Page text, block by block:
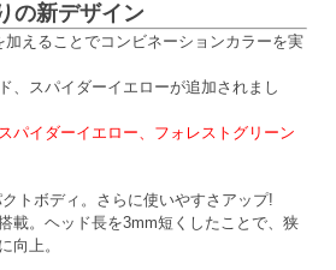
の新デザイン
えることでコンビネーションカラーを実
、スパイダーイエローが追加されまし
パイダーイエロー、フォレストグリーン
トボディ。さらに使いやすさアップ!
載。ヘッド長を3mm短くしたことで、狭
向上。